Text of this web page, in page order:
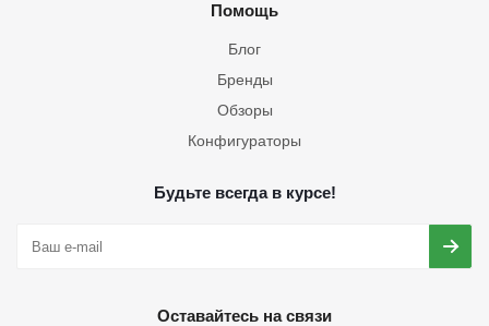
Помощь
Блог
Бренды
Обзоры
Конфигураторы
Будьте всегда в курсе!
Оставайтесь на связи